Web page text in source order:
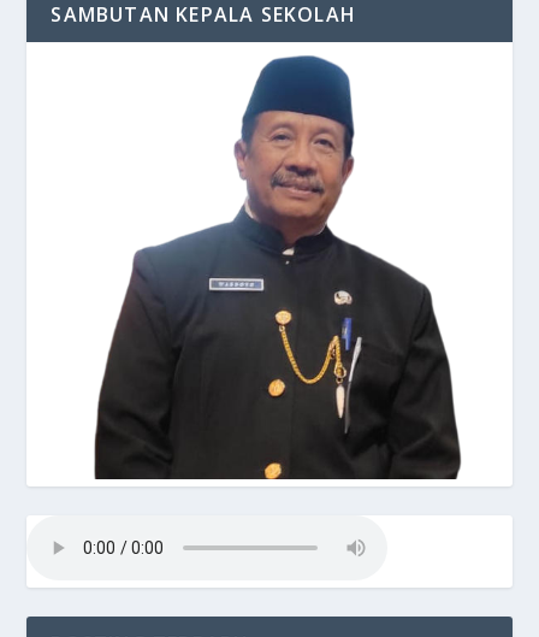
SAMBUTAN KEPALA SEKOLAH